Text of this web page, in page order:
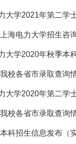
大学2021年第二学
海电力大学招生咨
大学2020年秋季本
校各省市录取查询
大学2020年第二学
校各省市录取查询
科招生信息发布（